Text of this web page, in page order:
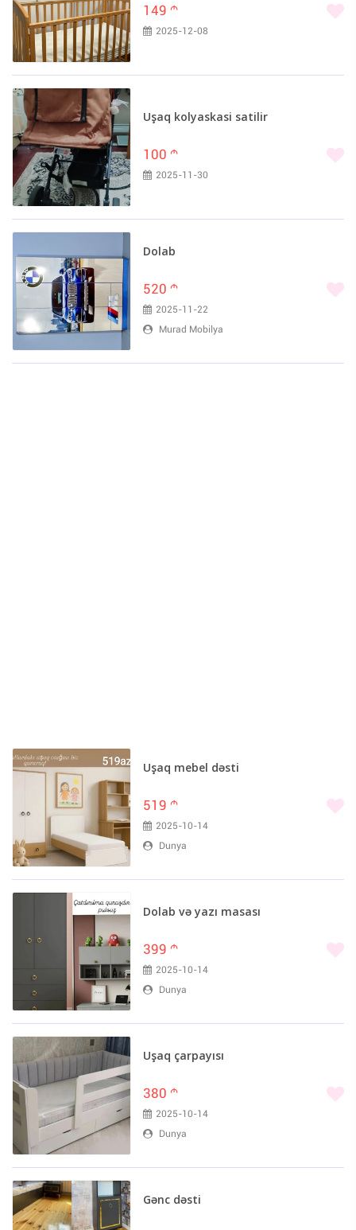
149 m
2025-12-08
Uşaq kolyaskasi satilir
100 m
2025-11-30
Dolab
520 m
2025-11-22
Murad Mobilya
Uşaq mebel dəsti
519 m
2025-10-14
Dunya
Dolab və yazı masası
399 m
2025-10-14
Dunya
Uşaq çarpayısı
380 m
2025-10-14
Dunya
Gənc dəsti